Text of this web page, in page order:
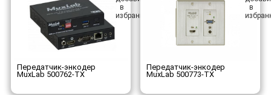
Передатчик-энкодер
MuxLab 500762-TX
Передатчик-энкодер
MuxLab 500773-TX